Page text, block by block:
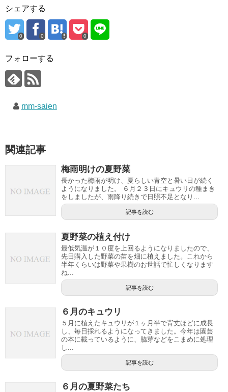
シェアする
0 0 0
フォローする
mm-saien
関連記事
梅雨明けの夏野菜
長かった梅雨が明け、夏らしい青空と暑い日が続く
ようになりました。 ６月２３日にキュウリの種まき
をしましたが、雨降り続きで日照不足となり...
記事を読む
夏野菜の植え付け
最低気温が１０度を上回るようになりましたので、
先日購入した野菜の苗を畑に植えました。これから
半年くらいは野菜や果樹のお世話で忙しくなります
ね...
記事を読む
６月のキュウリ
５月に植えたキュウリが１ヶ月半で背丈ほどに成長
し、毎日採れるようになってきました。今年は園芸
の本に載っているように、脇芽などをこまめに処理
し...
記事を読む
６月の夏野菜たち